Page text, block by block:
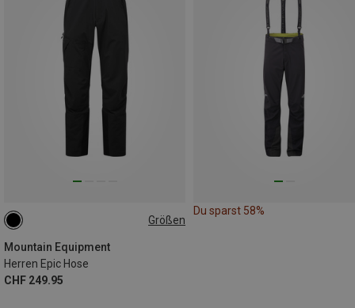
Größen
Mountain Equipment
Herren Epic Hose
CHF 249.95
Du sparst 58%